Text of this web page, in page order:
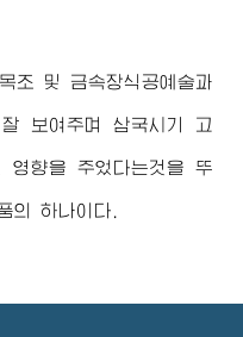
조 및 금속장식공예술과
보여주며 삼국시기 고
영향을 주었다는것을 뚜
의 하나이다.